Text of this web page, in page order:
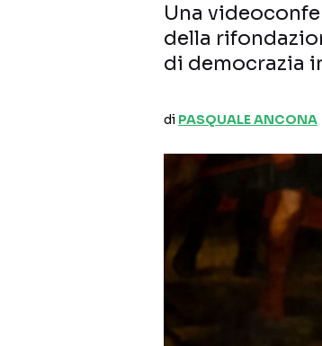
Una
della
di democrazia
di PASQUALE ANCONA